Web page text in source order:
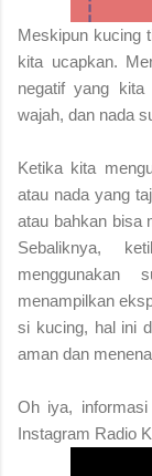
Meskipun kucing
kita ucapkan.
negatif yang kita
wajah, dan nada
Ketika kita
atau nada yang
atau bahkan bisa
Sebaliknya,
menampilkan
si kucing, hal ini
aman dan
Oh iya,
Instagram Radio